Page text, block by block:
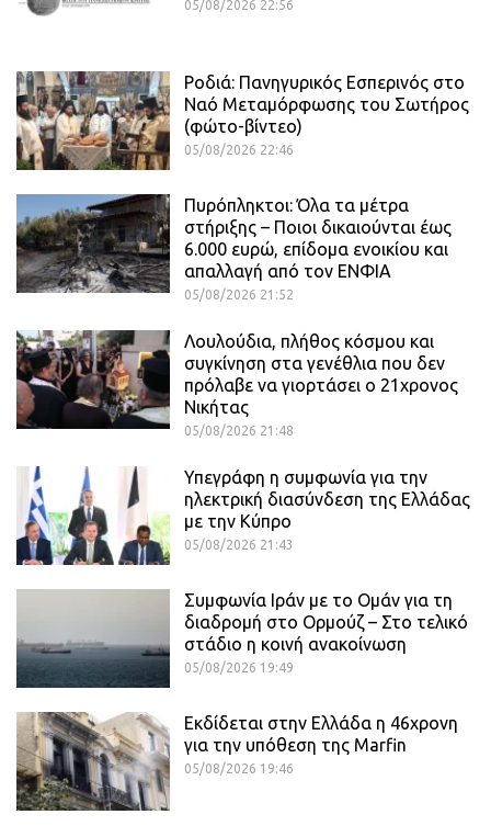
05/08/2026 22:56
Ροδιά: Πανηγυρικός Εσπερινός στο
Ναό Μεταμόρφωσης του Σωτήρος
(φώτο-βίντεο)
05/08/2026 22:46
Πυρόπληκτοι: Όλα τα μέτρα
στήριξης – Ποιοι δικαιούνται έως
6.000 ευρώ, επίδομα ενοικίου και
απαλλαγή από τον ΕΝΦΙΑ
05/08/2026 21:52
Λουλούδια, πλήθος κόσμου και
συγκίνηση στα γενέθλια που δεν
πρόλαβε να γιορτάσει ο 21χρονος
Νικήτας
05/08/2026 21:48
Υπεγράφη η συμφωνία για την
ηλεκτρική διασύνδεση της Ελλάδας
με την Κύπρο
05/08/2026 21:43
Συμφωνία Ιράν με το Ομάν για τη
διαδρομή στο Ορμούζ – Στο τελικό
στάδιο η κοινή ανακοίνωση
05/08/2026 19:49
Εκδίδεται στην Ελλάδα η 46χρονη
για την υπόθεση της Marfin
05/08/2026 19:46